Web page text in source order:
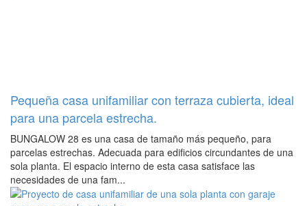
Pequeña casa unifamiliar con terraza cubierta, ideal
para una parcela estrecha.
BUNGALOW 28 es una casa de tamaño más pequeño, para
parcelas estrechas. Adecuada para edificios circundantes de una
sola planta. El espacio interno de esta casa satisface las
necesidades de una fam...